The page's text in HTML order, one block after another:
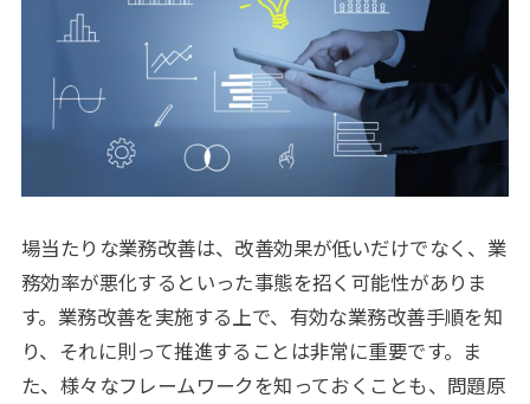
場当たりな業務改善は、改善効果が低いだけでなく、業
務効率が悪化するといった事態を招く可能性がありま
す。業務改善を実施する上で、有効な業務改善手順を知
り、それに則って推進することは非常に重要です。ま
た、様々なフレームワークを知っておくことも、問題原